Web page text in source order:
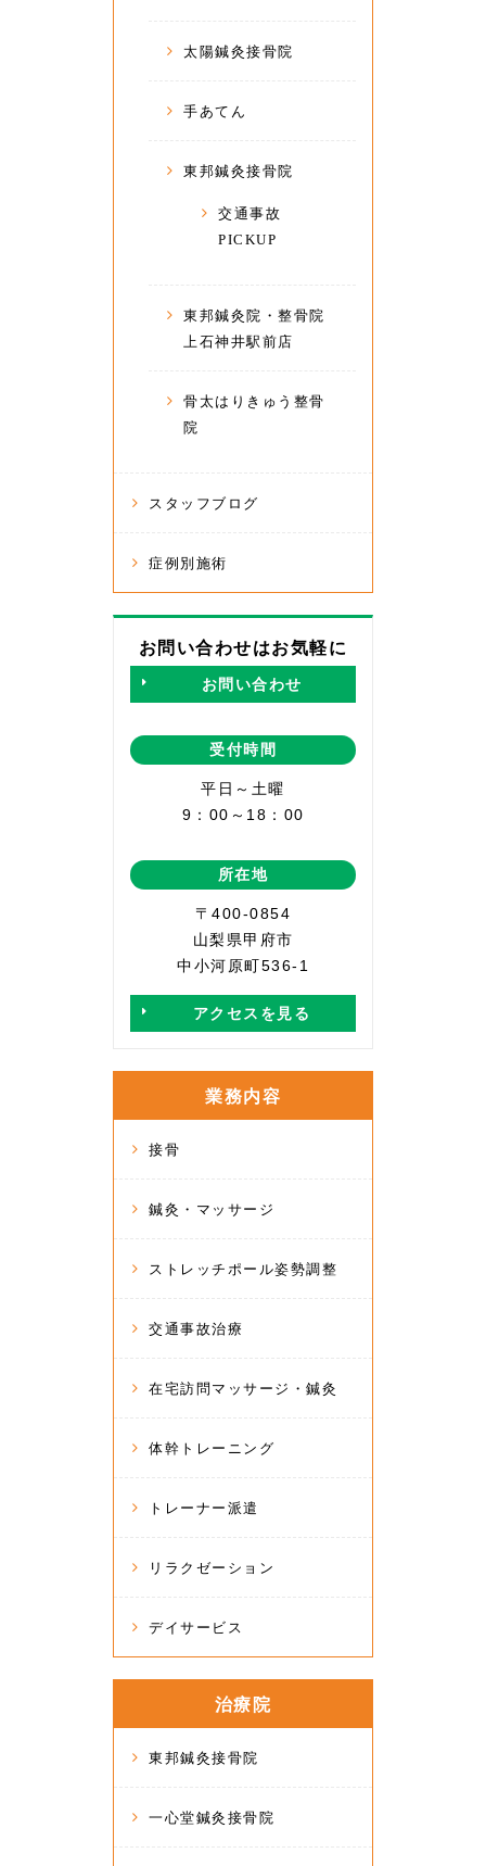
太陽鍼灸接骨院
手あてん
東邦鍼灸接骨院
交通事故
PICKUP
東邦鍼灸院・整骨院
上石神井駅前店
骨太はりきゅう整骨
院
スタッフブログ
症例別施術
お問い合わせはお気軽に
お問い合わせ
受付時間
平日～土曜
9：00～18：00
所在地
〒400-0854
山梨県甲府市
中小河原町536-1
アクセスを見る
業務内容
接骨
鍼灸・マッサージ
ストレッチポール姿勢調整
交通事故治療
在宅訪問マッサージ・鍼灸
体幹トレーニング
トレーナー派遣
リラクゼーション
デイサービス
治療院
東邦鍼灸接骨院
一心堂鍼灸接骨院